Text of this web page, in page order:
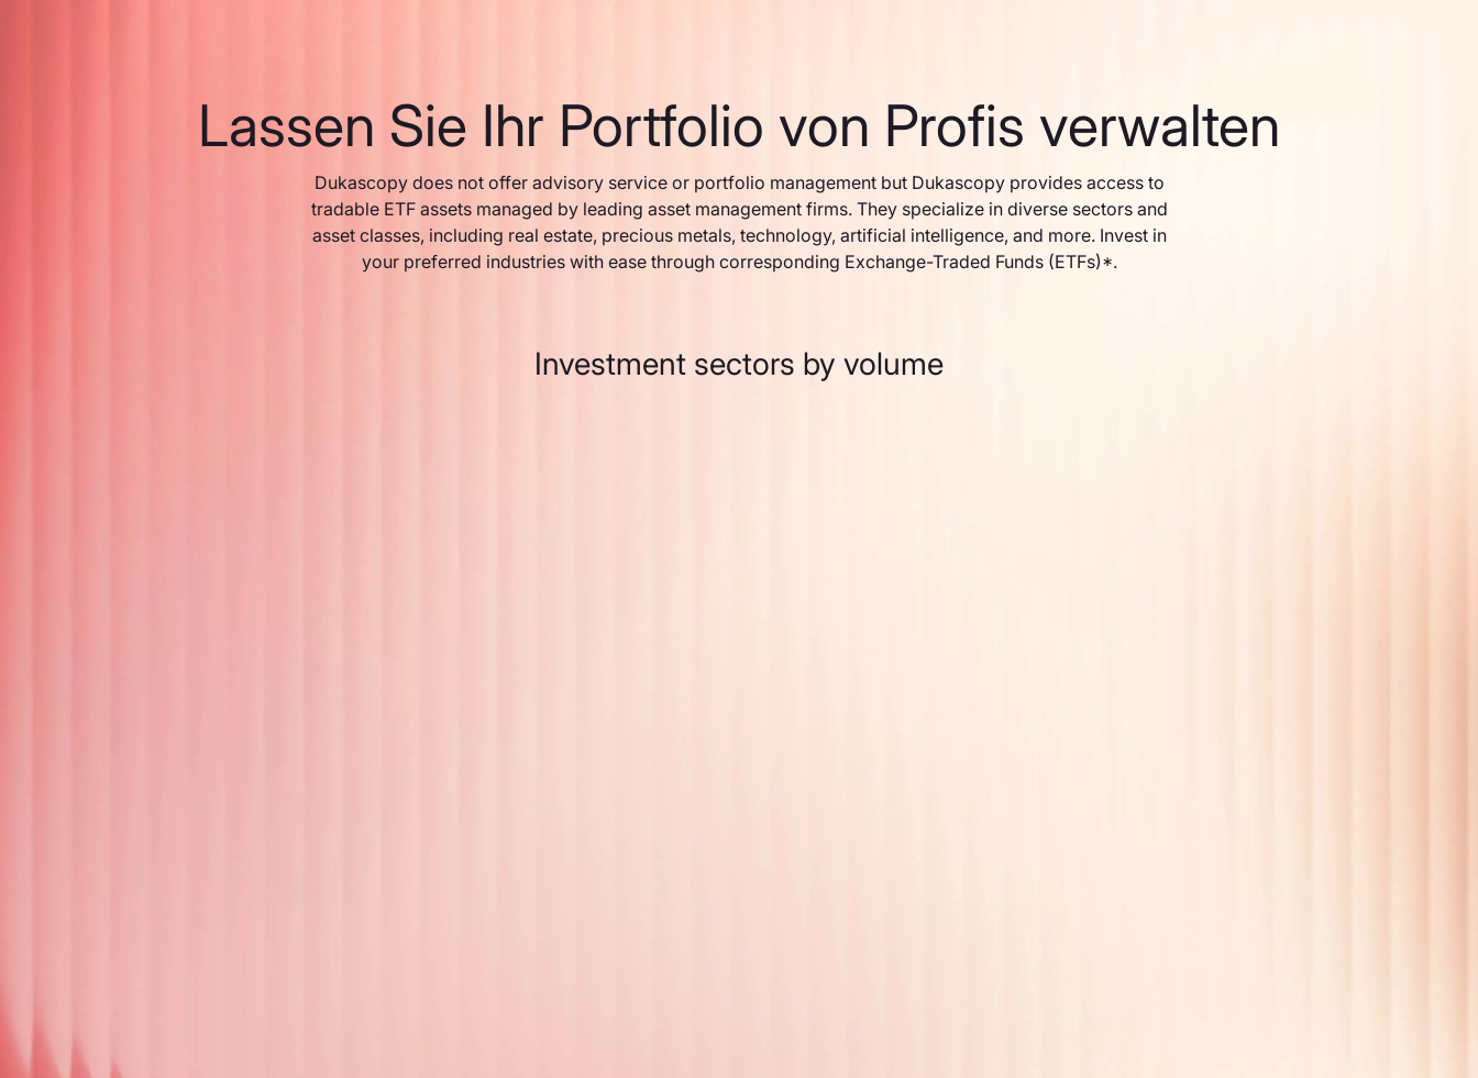
Lassen Sie Ihr Portfolio von Profis verwalten
Dukascopy does not offer advisory service or portfolio management but Dukascopy provides access to
tradable ETF assets managed by leading asset management firms. They specialize in diverse sectors and
asset classes, including real estate, precious metals, technology, artificial intelligence, and more. Invest in
your preferred industries with ease through corresponding Exchange-Traded Funds (ETFs)*.
Investment sectors by volume